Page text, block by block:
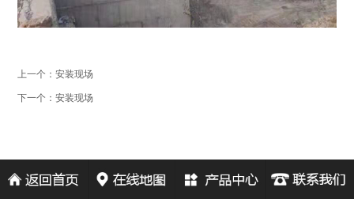
上一个：安装现场
下一个：安装现场